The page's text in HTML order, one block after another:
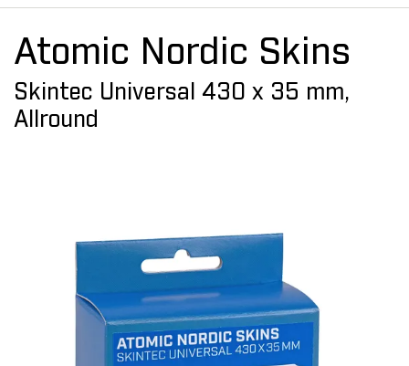
Atomic Nordic Skins
Skintec Universal 430 x 35 mm,
Allround